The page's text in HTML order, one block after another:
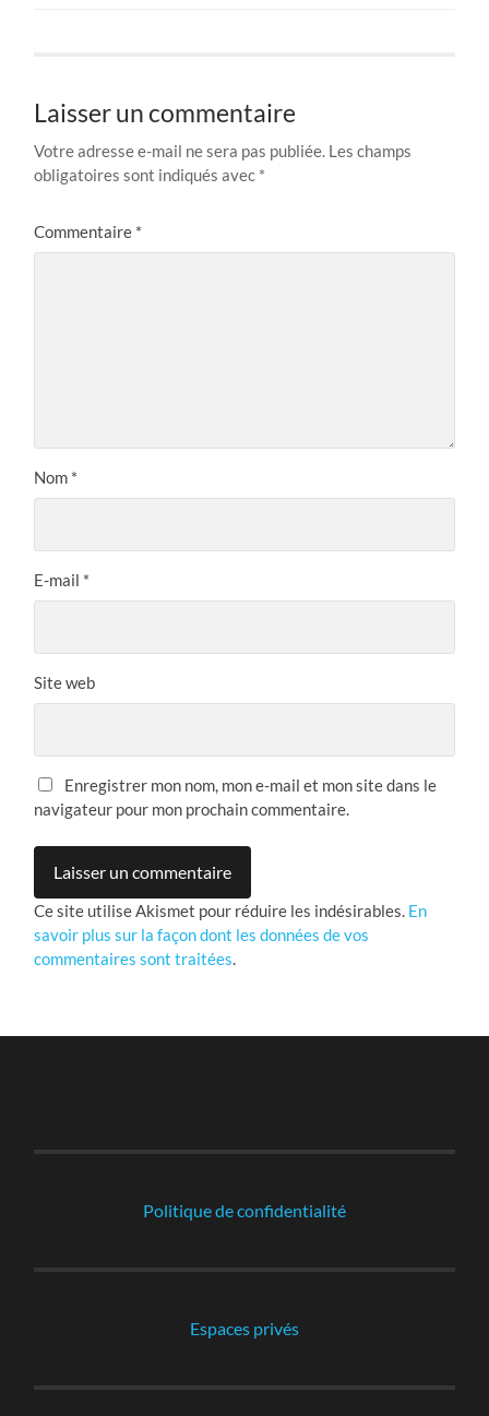
Laisser un commentaire
Votre adresse e-mail ne sera pas publiée. Les champs
obligatoires sont indiqués avec *
Commentaire *
Nom *
E-mail *
Site web
Enregistrer mon nom, mon e-mail et mon site dans le
navigateur pour mon prochain commentaire.
Ce site utilise Akismet pour réduire les indésirables. En
savoir plus sur la façon dont les données de vos
commentaires sont traitées.
Politique de confidentialité
Espaces privés